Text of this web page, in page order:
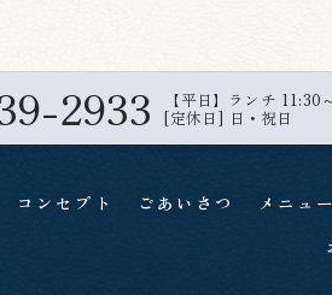
2933 【平日】ランチ
[定休日] 日・祝日
コンセプト ごあいさつ メニュー